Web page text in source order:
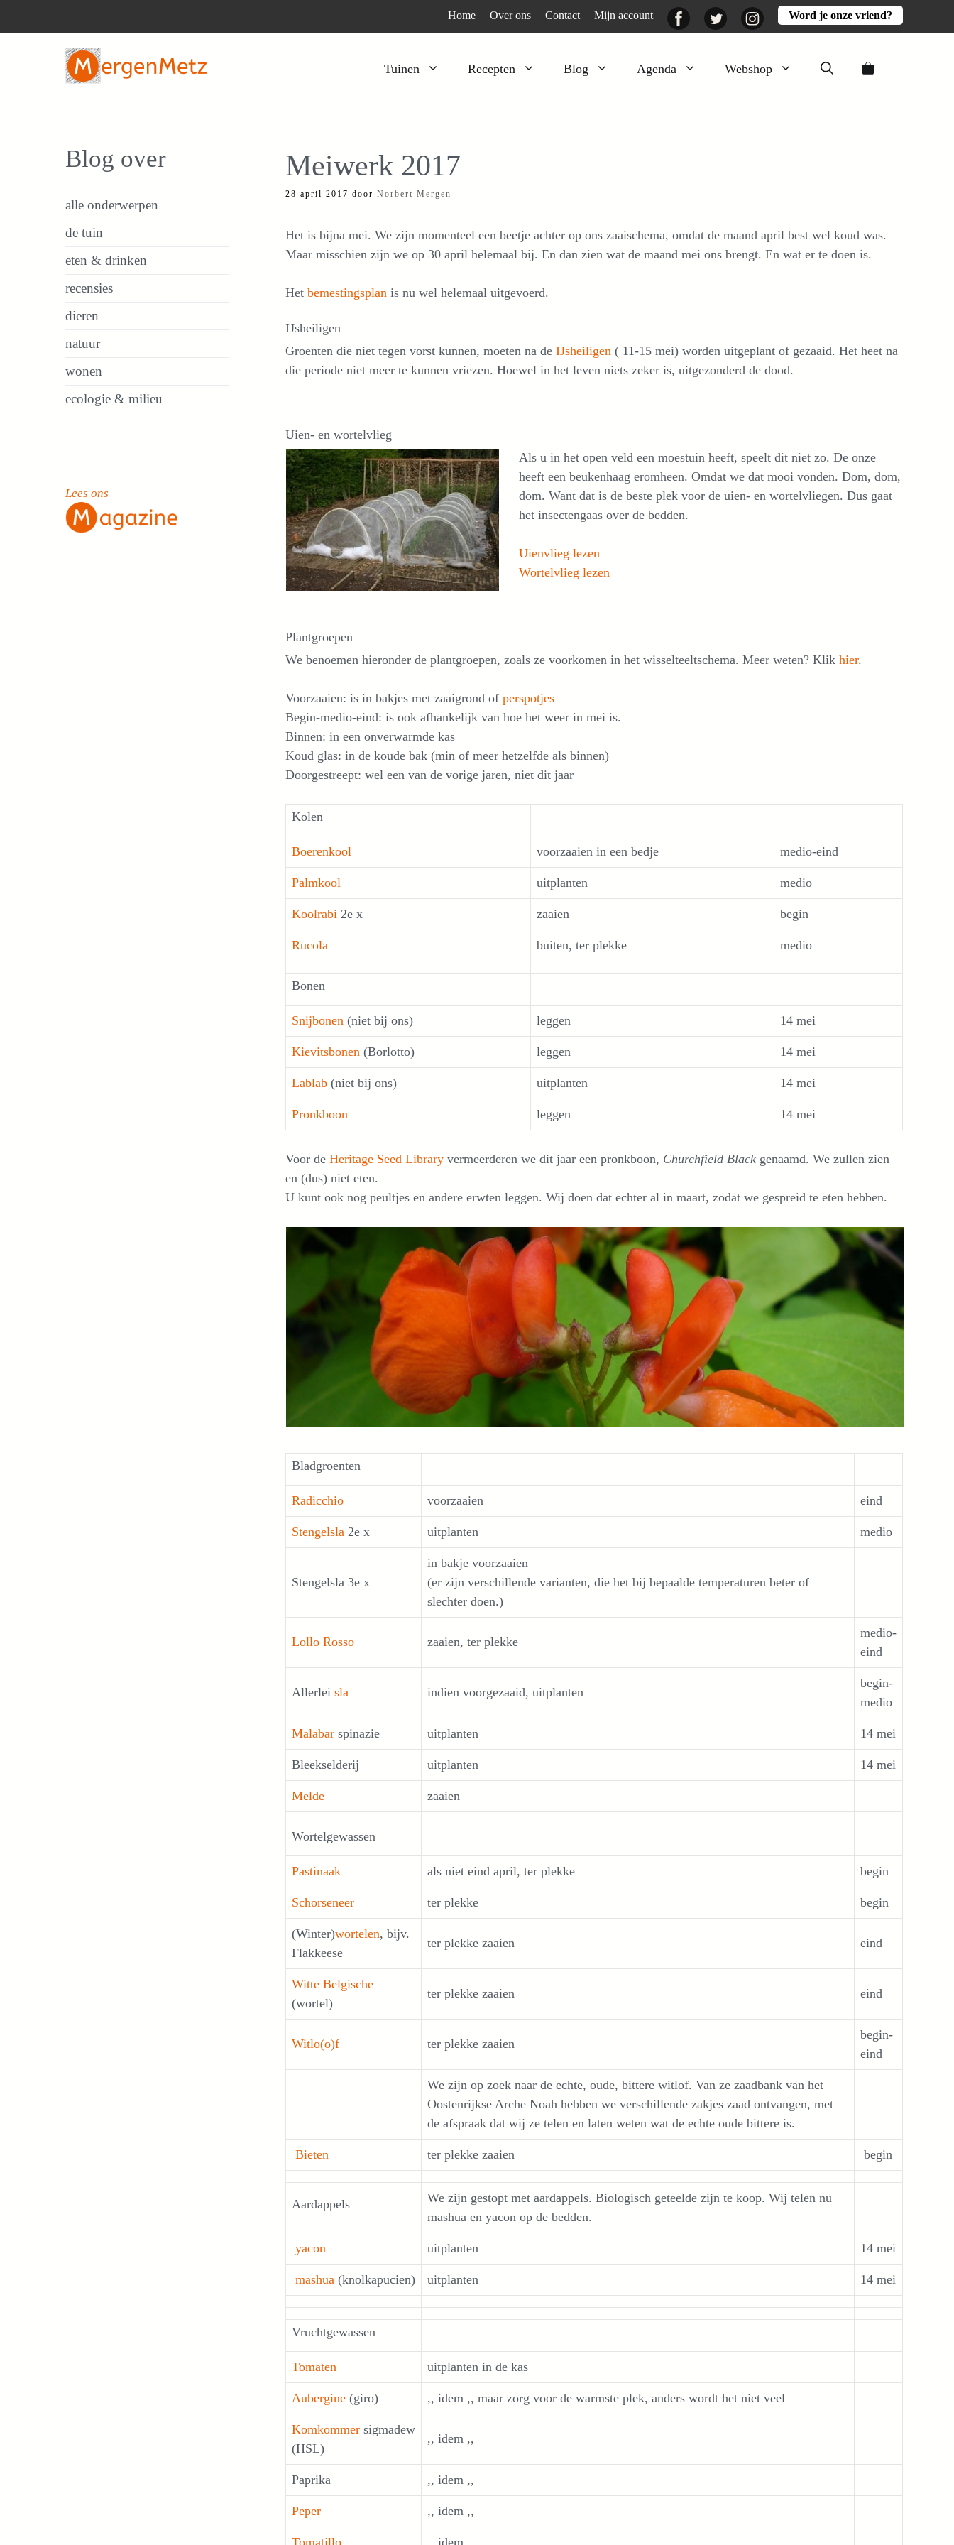
Home Over ons Contact Mijn account FacebookTwitter InstagramWord je onze vriend?
Tuinen Recepten Blog Agenda Webshop
Kruiden
Moestuin
Wortelgroenten Lekker
Meiwerk 2017
28 april 2017 door Norbert Mergen
Het is bijna mei. We zijn momenteel een beetje achter op ons zaaischema, omdat de maand april best wel koud was.
Maar misschien zijn we op 30 april helemaal bij. En dan zien wat de maand mei ons brengt. En wat er te doen is.
Het bemestingsplan is nu wel helemaal uitgevoerd.
IJsheiligen
Groenten die niet tegen vorst kunnen, moeten na de IJsheiligen ( 11-15 mei) worden uitgeplant of gezaaid. Het heet na
die periode niet meer te kunnen vriezen. Hoewel in het leven niets zeker is, uitgezonderd de dood.
Uien- en wortelvlieg
Als u in het open veld een moestuin heeft, speelt dit niet zo. De onze
heeft een beukenhaag eromheen. Omdat we dat mooi vonden. Dom, dom,
dom. Want dat is de beste plek voor de uien- en wortelvliegen. Dus gaat
het insectengaas over de bedden.
Uienvlieg lezen
Wortelvlieg lezen
Plantgroepen
We benoemen hieronder de plantgroepen, zoals ze voorkomen in het wisselteeltschema. Meer weten? Klik hier.
Voorzaaien: is in bakjes met zaaigrond of perspotjes
Begin-medio-eind: is ook afhankelijk van hoe het weer in mei is.
Binnen: in een onverwarmde kas
Koud glas: in de koude bak (min of meer hetzelfde als binnen)
Doorgestreept: wel een van de vorige jaren, niet dit jaar
Kolen
Boerenkool voorzaaien in een bedje medio-eind
Palmkool uitplanten medio
Koolrabi 2e x zaaien begin
Rucola buiten, ter plekke medio
Bonen
Snijbonen (niet bij ons) leggen 14 mei
Kievitsbonen (Borlotto) leggen 14 mei
Lablab (niet bij ons) uitplanten 14 mei
Pronkboon leggen 14 mei
Voor de Heritage Seed Library vermeerderen we dit jaar een pronkboon, Churchfield Black genaamd. We zullen zien
en (dus) niet eten.
U kunt ook nog peultjes en andere erwten leggen. Wij doen dat echter al in maart, zodat we gespreid te eten hebben.
Bladgroenten
Radicchio voorzaaien eind
Stengelsla 2e x uitplanten medio
Stengelsla 3e x
in bakje voorzaaien
(er zijn verschillende varianten, die het bij bepaalde temperaturen beter of
slechter doen.)
Lollo Rosso zaaien, ter plekke
medio-
eind
Allerlei sla indien voorgezaaid, uitplanten
begin-
medio
Malabar spinazie uitplanten 14 mei
Bleekselderij uitplanten 14 mei
Melde zaaien
Wortelgewassen
Pastinaak als niet eind april, ter plekke begin
Schorseneer ter plekke begin
(Winter)wortelen, bijv.
Flakkeese
ter plekke zaaien eind
Witte Belgische
(wortel)
ter plekke zaaien eind
Witlo(o)f ter plekke zaaien
begin-
eind
We zijn op zoek naar de echte, oude, bittere witlof. Van ze zaadbank van het
Oostenrijkse Arche Noah hebben we verschillende zakjes zaad ontvangen, met
de afspraak dat wij ze telen en laten weten wat de echte oude bittere is.
Bieten ter plekke zaaien begin
Aardappels
We zijn gestopt met aardappels. Biologisch geteelde zijn te koop. Wij telen nu
mashua en yacon op de bedden.
yacon uitplanten 14 mei
mashua (knolkapucien) uitplanten 14 mei
Vruchtgewassen
Tomaten uitplanten in de kas
Aubergine (giro) ,, idem ,, maar zorg voor de warmste plek, anders wordt het niet veel
Komkommer sigmadew
(HSL)
,, idem ,,
Paprika ,, idem ,,
Peper ,, idem ,,
Tomatillo ,, idem ,,
Blog over
alle onderwerpen
de tuin
eten & drinken
recensies
dieren
natuur
wonen
ecologie & milieu
Lees ons